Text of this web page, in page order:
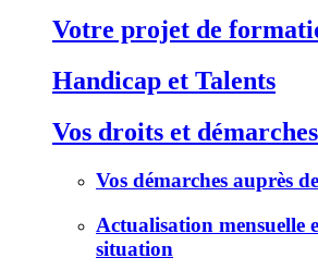
Votre projet de
Handicap et Talents
Vos droits et démarches
Vos démarches auprès
Actualisation mensuelle
situation